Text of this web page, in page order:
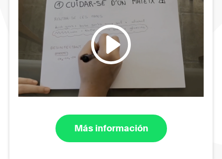
Más información